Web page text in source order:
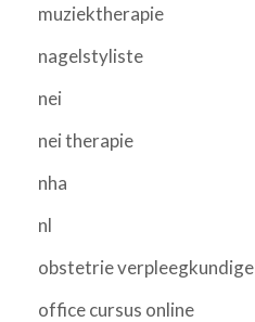
muziektherapie
nagelstyliste
nei
nei therapie
nha
nl
obstetrie verpleegkundige
office cursus online